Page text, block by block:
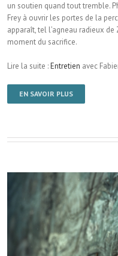
un soutien quand tout tremble.
Frey à ouvrir les portes de la
apparaît, tel l’agneau radieux
moment du sacrifice.
Lire la suite :Entretien avec
EN SAVOIR PLUS